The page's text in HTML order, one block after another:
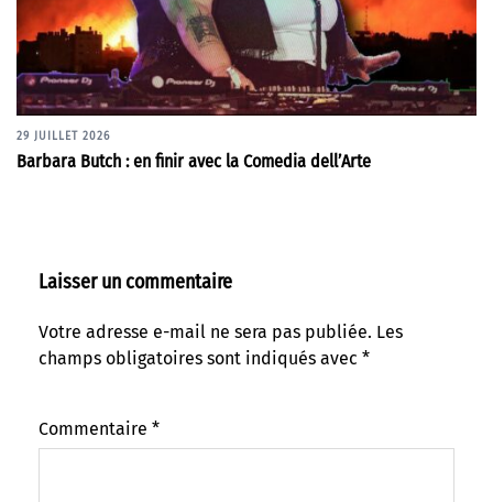
29 JUILLET 2026
Barbara Butch : en finir avec la Comedia dell’Arte
Laisser un commentaire
Votre adresse e-mail ne sera pas publiée. Les
champs obligatoires sont indiqués avec *
Commentaire *